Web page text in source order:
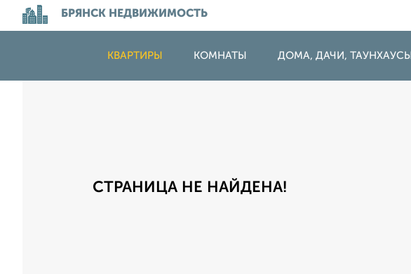
БРЯНСК НЕДВИЖИМОСТЬ
КВАРТИРЫ КОМНАТЫ ДОМА, ДАЧИ, ТАУНХАУСЫ
СТРАНИЦА НЕ НАЙДЕНА!